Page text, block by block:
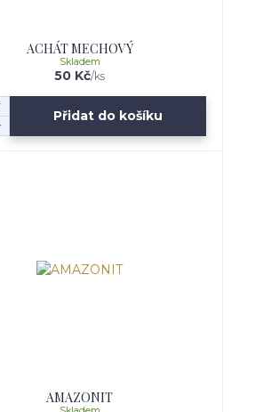
ACHÁT MECHOVÝ
50 Kč/ks
Skladem
Přidat do košíku
AMAZONIT